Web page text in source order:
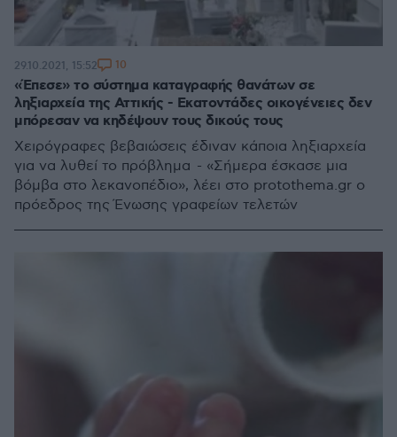
«Έπεσε» το σύστημα καταγραφής θανάτων σε
ληξιαρχεία της Αττικής - Εκατοντάδες οικογένειες δεν
μπόρεσαν να κηδέψουν τους δικούς τους
Χειρόγραφες βεβαιώσεις έδιναν κάποια ληξιαρχεία
για να λυθεί το πρόβλημα - «Σήμερα έσκασε μια
βόμβα στο λεκανοπέδιο», λέει στο protothema.gr o
πρόεδρος της Ένωσης γραφείων τελετών
29.10.2021, 15:52 10